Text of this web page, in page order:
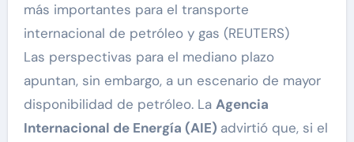
más importantes para el transporte
internacional de petróleo y gas (REUTERS)
Las perspectivas para el mediano plazo
apuntan, sin embargo, a un escenario de mayor
disponibilidad de petróleo. La Agencia
Internacional de Energía (AIE) advirtió que, si el